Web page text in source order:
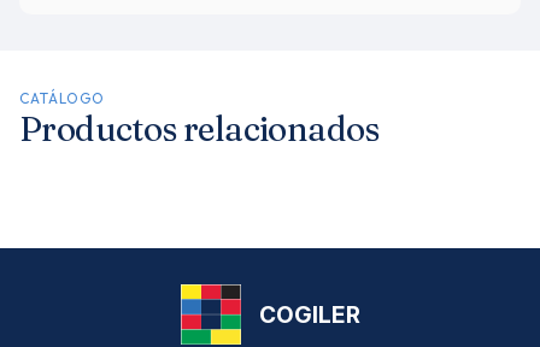
CATÁLOGO
Productos relacionados
COGILER